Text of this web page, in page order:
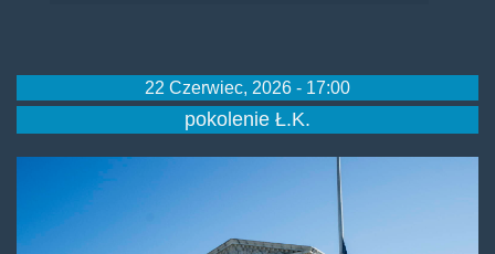
22 Czerwiec, 2026 - 17:00
pokolenie Ł.K.
najwyzszy-